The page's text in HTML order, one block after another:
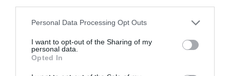
Personal Data Processing Opt Outs
I want to opt-out of the Sharing of my
personal data.
Opted In
έκανε πολλές φορές στο παρελθόν.
Αποσπάσματα από το βιβλίο «Μικρές
ιστορίες για την Ευρώπη»